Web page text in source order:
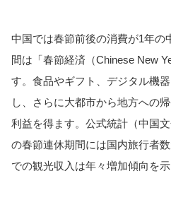
中国では春節前後の消費が1年の
間は「春節経済（Chinese New
す。食品やギフト、デジタル機
し、さらに大都市から地方への
利益を得ます。公式統計（中国
の春節連休期間には国内旅行者
での観光収入は年々増加傾向を示